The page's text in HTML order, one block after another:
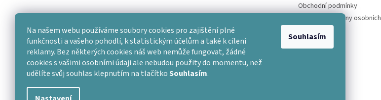
Na našem webu používáme soubory cookies pro zajištění plné
funkčnosti a vašeho pohodlí, k statistickým účelům a také k cílení
reklamy. Bez některých cookies náš web nemůže fungovat, žádné
cookies s vašimi osobními údaji ale nebudou použity do momentu, než
udělíte svůj souhlas klepnutím na tlačítkoSouhlasím.
Souhlasím
Obchodní podmínky
Podmínky ochrany osobních
podmínek